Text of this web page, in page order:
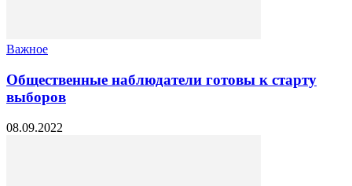
Важное
Общественные наблюдатели готовы к старту
выборов
08.09.2022